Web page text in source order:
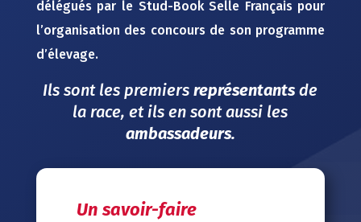
délégués par le Stud-Book Selle Français pour
l’organisation des concours de son programme
d’élevage.
Ils sont les premiers représentants de
la race, et ils en sont aussi les
ambassadeurs.
Un savoir-faire